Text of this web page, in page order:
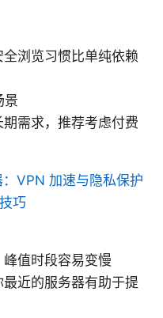
浏览习惯比单纯依赖
景
需求，推荐考虑付费
VPN 加速与隐私保护
巧
值时段容易变慢
近的服务器有助于提